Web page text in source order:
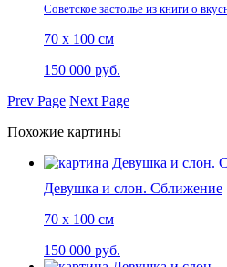
Советское застолье из книги о
70 х 100 см
150 000 руб.
Prev Page Next Page
Похожие картины
Девушка и слон. Сближение
70 х 100 см
150 000 руб.